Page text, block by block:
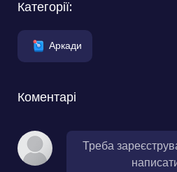
Категорії:
Аркади
Коментарі
Треба